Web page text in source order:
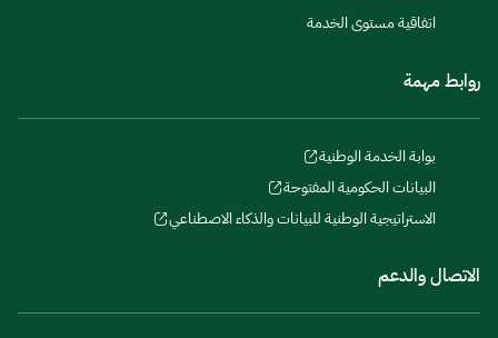
اتفاقية مستوى الخدمة
روابط مهمة
بوابة الخدمة الوطنية
البيانات الحكومية المفتوحة
الاستراتيجية الوطنية للبيانات والذكاء الاصطناعي
الاتصال والدعم